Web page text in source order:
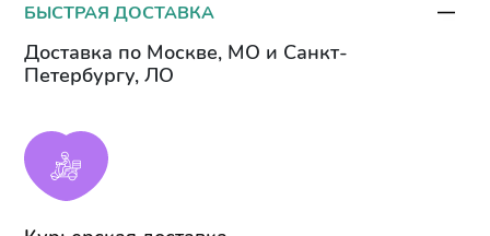
БЫСТРАЯ ДОСТАВКА
Доставка по Москве, МО и Санкт-
Петербургу, ЛО